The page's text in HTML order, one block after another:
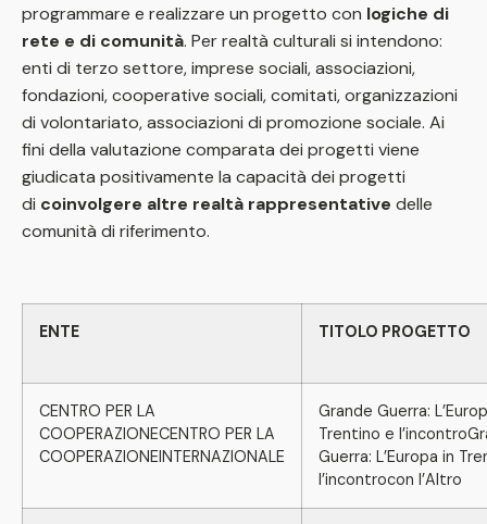
programmare e realizzare un progetto con logiche di
rete e di comunità. Per realtà culturali si intendono:
enti di terzo settore, imprese sociali, associazioni,
fondazioni, cooperative sociali, comitati, organizzazioni
di volontariato, associazioni di promozione sociale. Ai
fini della valutazione comparata dei progetti viene
giudicata positivamente la capacità dei progetti
di coinvolgere altre realtà rappresentative delle
comunità di riferimento.
ENTE TITOLO PROGETTO
CENTRO PER LA
COOPERAZIONECENTRO PER LA
COOPERAZIONEINTERNAZIONALE
Grande Guerra:
Trentino e
Guerra: L’Europa in
l’incontrocon l’Altro